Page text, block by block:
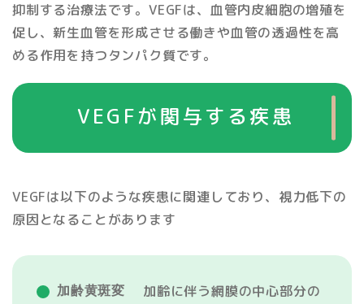
抑制する治療法です。VEGFは、血管内皮細胞の増殖を
促し、新生血管を形成させる働きや血管の透過性を高
める作用を持つタンパク質です。
VEGFが関与する疾患
VEGFは以下のような疾患に関連しており、視力低下の
原因となることがあります
加齢黄斑変
加齢に伴う網膜の中心部分の